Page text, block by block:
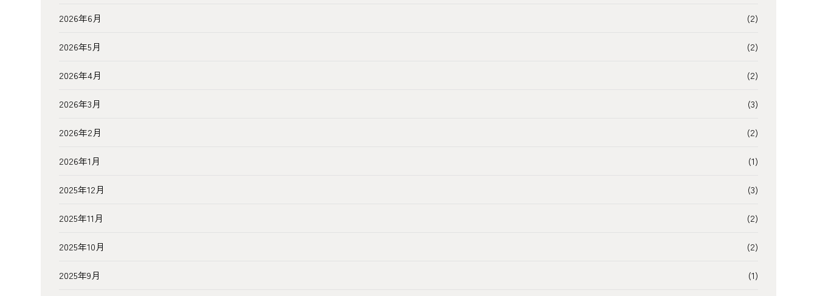
2026年6月 (2)
2026年5月 (2)
2026年4月 (2)
2026年3月 (3)
2026年2月 (2)
2026年1月 (1)
2025年12月 (3)
2025年11月 (2)
2025年10月 (2)
2025年9月 (1)